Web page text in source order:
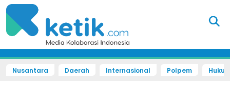
Nusantara Daerah Internasional Polpem